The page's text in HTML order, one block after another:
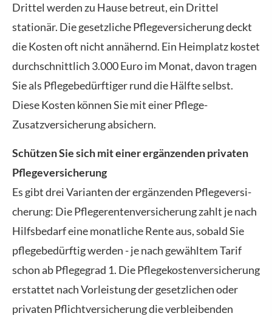
Drittel werden zu Hause betreut, ein Drittel
stationär. Die gesetzliche Pflege­ver­si­che­rung deckt
die Kosten oft nicht annähernd. Ein Heimplatz kostet
durchschnittlich 3.000 Euro im Monat, davon tragen
Sie als Pflegebedürftiger rund die Hälfte selbst.
Diese Kosten können Sie mit einer Pflege-
Zusatzversicherung absichern.
Schützen Sie sich mit einer ergänzenden privaten
Pflege­ver­si­che­rung
Es gibt drei Varianten der ergänzenden Pflege­ver­si­
che­rung: Die Pfle­ge­ren­tenversicherung zahlt je nach
Hilfsbedarf eine monatliche Rente aus, sobald Sie
pflegebedürftig werden - je nach gewähltem Tarif
schon ab Pflegegrad 1. Die Pflegekostenversicherung
erstattet nach Vorleistung der gesetzlichen oder
privaten Pflichtversicherung die verbleibenden